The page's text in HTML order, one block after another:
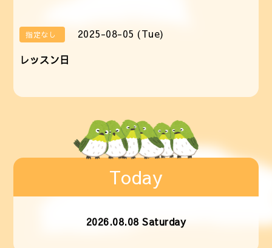
指定なし
2025-08-05 (Tue)
レッスン日
Today
2026.08.08 Saturday